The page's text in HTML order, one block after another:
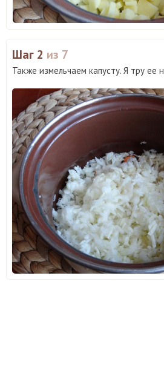
Шаг 2 из 7
Также измельчаем капусту. Я тру ее